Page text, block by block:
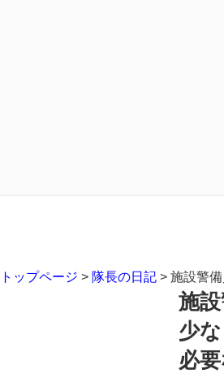
トップページ > 隊長の日記 > 施設警
施
少
必